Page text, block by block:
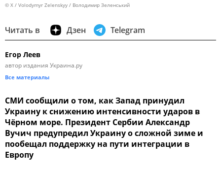
© X / Volodymyr Zelenskyy / Володимир Зеленський
Читать в Дзен Telegram
Егор Леев
автор издания Украина.ру
Все материалы
СМИ сообщили о том, как Запад принудил
Украину к снижению интенсивности ударов в
Чёрном море. Президент Сербии Александр
Вучич предупредил Украину о сложной зиме и
пообещал поддержку на пути интеграции в
Европу